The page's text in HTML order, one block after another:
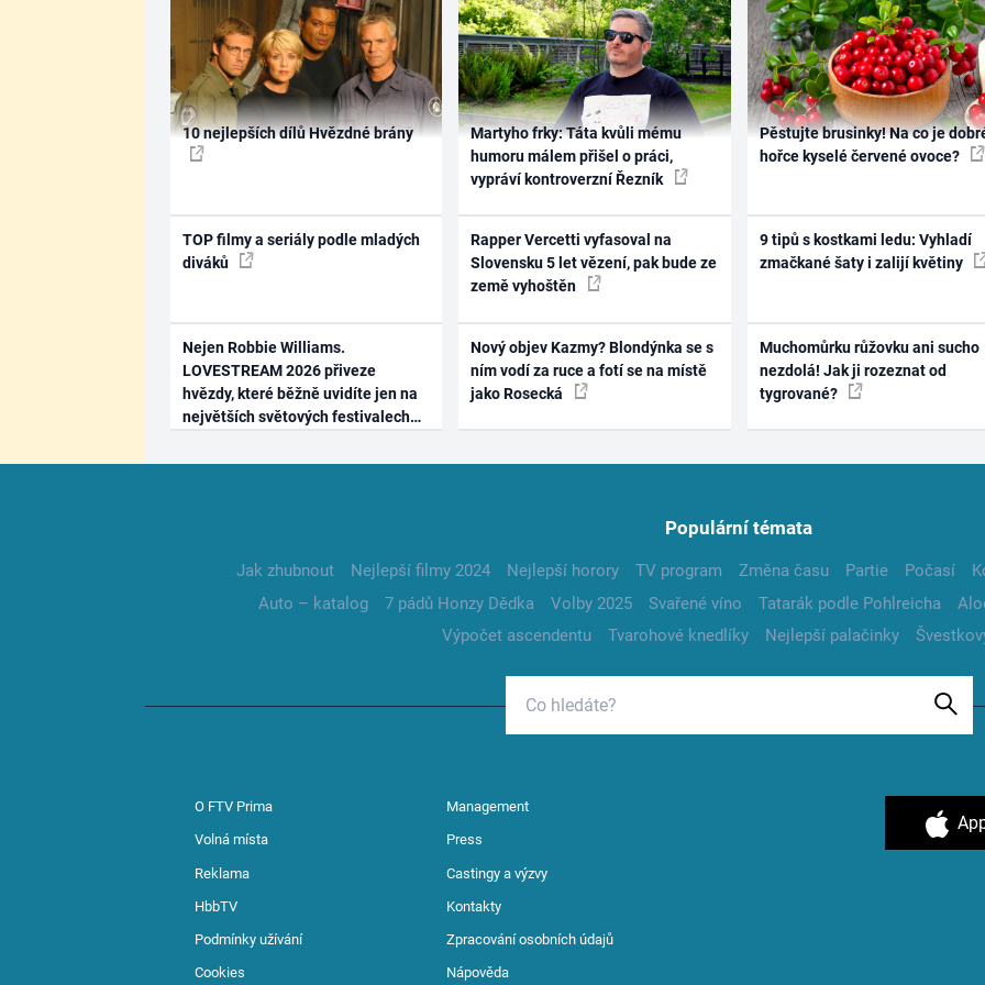
10 nejlepších dílů Hvězdné brány
TOP filmy a seriály podle mladých
diváků
Nejen Robbie Williams.
LOVESTREAM 2026 přiveze
hvězdy, které běžně uvidíte jen na
největších světových festivalech
Martyho frky: Táta kvůli mému
humoru málem přišel o práci,
vypráví kontroverzní Řezník
Rapper Vercetti vyfasoval na
Slovensku 5 let vězení, pak bude ze
země vyhoštěn
Nový objev Kazmy? Blondýnka se s
ním vodí za ruce a fotí se na místě
jako Rosecká
Pěstujte brusinky! Na co je
hořce kyselé červené ovoce?
9 tipů s kostkami ledu: Vyhladí
zmačkané šaty i zalijí květiny
Muchomůrku růžovku ani sucho
nezdolá! Jak ji rozeznat od
tygrované?
Populární témata
Jak zhubnout Nejlepší filmy 2024 Nejlepší horory TV program Změna času Partie Počasí
Auto – katalog
7 pádů Honzy Dědka Volby 2025 Svařené víno Tatarák podle Pohlreicha
Výpočet ascendentu
Tvarohové knedlíky Nejlepší palačinky
O FTV Prima Management
Volná místa Press
Reklama Castingy a výzvy
HbbTV Kontakty
Podmínky užívání Zpracování osobních údajů
Cookies Nápověda